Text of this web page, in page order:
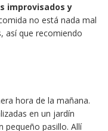
improvisados y
no está nada mal
así que recomiendo
hora de la mañana.
en un jardín
pequeño pasillo. Allí